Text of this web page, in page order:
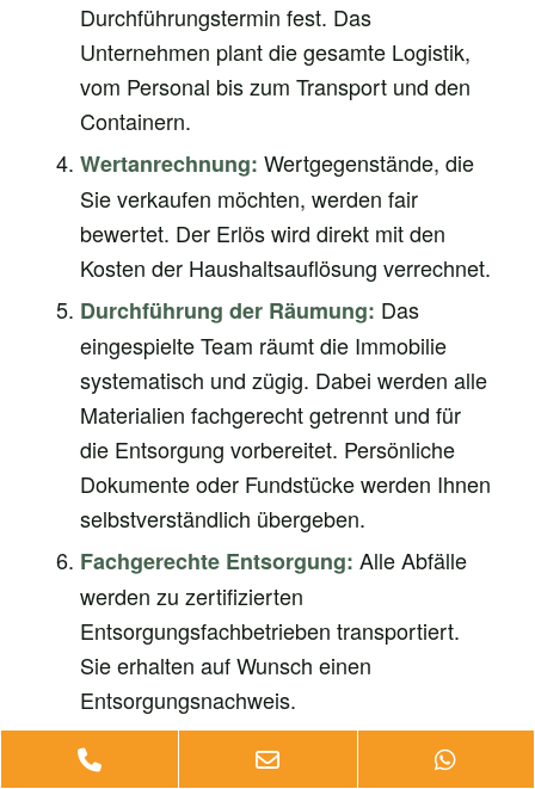
Durchführungstermin fest. Das
Unternehmen plant die gesamte Logistik,
vom Personal bis zum Transport und den
Containern.
Wertanrechnung: Wertgegenstände, die
Sie verkaufen möchten, werden fair
bewertet. Der Erlös wird direkt mit den
Kosten der Haushaltsauflösung verrechnet.
Durchführung der Räumung: Das
eingespielte Team räumt die Immobilie
systematisch und zügig. Dabei werden alle
Materialien fachgerecht getrennt und für
die Entsorgung vorbereitet. Persönliche
Dokumente oder Fundstücke werden Ihnen
selbstverständlich übergeben.
Fachgerechte Entsorgung: Alle Abfälle
werden zu zertifizierten
Entsorgungsfachbetrieben transportiert.
Sie erhalten auf Wunsch einen
Entsorgungsnachweis.
Besenreine Übergabe: Nach Abschluss
der Arbeiten wird das Objekt sauber und